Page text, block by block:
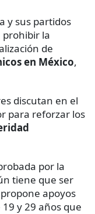
y sus partidos
la
de
en México,
discutan en el
para reforzar los
por la
tiene que ser
apoyos
y 29 años que